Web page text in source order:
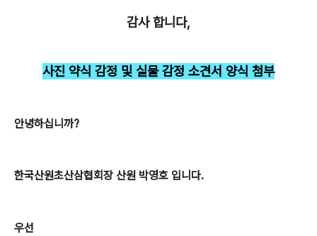
감사 합니다,
사진 약식 감정 및 실물 감정 소견서 양식 첨부
안녕하십니까?
한국산원초산삼협회장 산원 박영호 입니다.
우선